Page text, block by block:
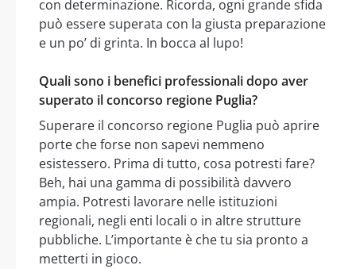
con determinazione. Ricorda, ogni grande sfida
può essere superata con la giusta preparazione
e un po’ di grinta. In bocca al lupo!
Quali sono i benefici professionali dopo aver
superato il concorso regione Puglia?
Superare il concorso regione Puglia può aprire
porte che forse non sapevi nemmeno
esistessero. Prima di tutto, cosa potresti fare?
Beh, hai una gamma di possibilità davvero
ampia. Potresti lavorare nelle istituzioni
regionali, negli enti locali o in altre strutture
pubbliche. L’importante è che tu sia pronto a
metterti in gioco.